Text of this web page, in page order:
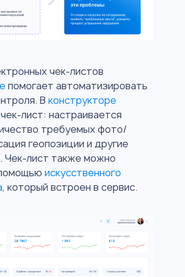
чек-листов
помогает автоматизировать
В конструкторе
лист: настраивается
требуемых фото/
геопозиции и другие
Чек-лист также можно
искусственного
, который встроен в сервис.